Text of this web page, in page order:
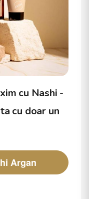
cu Nashi -
cu doar un
Argan